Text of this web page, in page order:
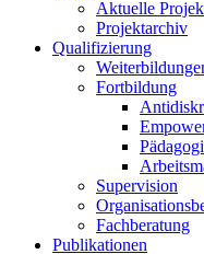
Aktuelle
Projektarchiv
Qualifizierung
Fortbildung
Supervision
Fachberatung
Publikationen